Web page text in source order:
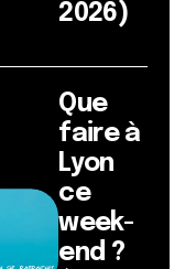
2026)
Que
faire à
Lyon
ce
week-
end ?